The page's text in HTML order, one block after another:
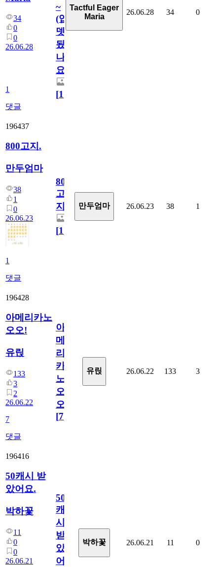
34
0
0
26.06.28
1
댓글
~
(업
뎃
됬
나
요)
[1]
Tactful Eager
Maria
26.06.28 34 0
196437
800고지.
만두엄마
38
1
0
26.06.23
1
댓글
800
고
지.
[1]
만두엄마 26.06.23 38 1
196428
아메리카노
오오!
유릱
133
3
2
26.06.22
7
댓글
아
메
리
카
노
오
오!
[7]
유릱 26.06.22 133 3
196416
50캐시 받
았어요.
박하꽃
11
0
0
26.06.21
50
캐
시
받
았
어
박하꽃 26.06.21 11 0